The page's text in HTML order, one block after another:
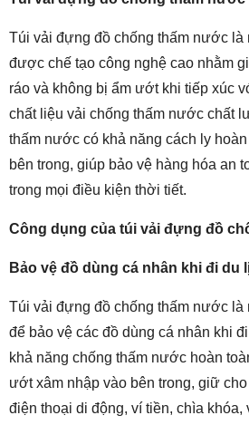
Túi vải đựng đồ chống thấm nước là
được chế tạo công nghệ cao nhằm
ráo và không bị ẩm ướt khi tiếp xúc
chất liệu vải chống thấm nước chất
thấm nước có khả năng cách ly
bên trong, giúp bảo vệ hàng hóa an
trong mọi điều kiện thời tiết.
Công dụng của túi vải đựng đồ
Bảo vệ đồ dùng cá nhân khi đi du
Túi vải đựng đồ chống thấm nước là
để bảo vệ các đồ dùng cá nhân khi
khả năng chống thấm nước hoàn
ướt xâm nhập vào bên trong, giữ
điện thoại di động, ví tiền, chìa khóa,